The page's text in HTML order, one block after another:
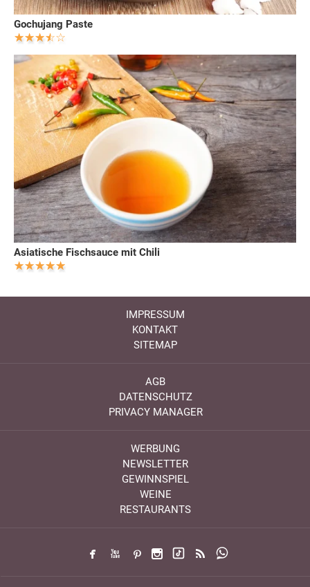
Gochujang Paste
Asiatische Fischsauce mit Chili
IMPRESSUM
KONTAKT
SITEMAP
AGB
DATENSCHUTZ
PRIVACY MANAGER
WERBUNG
NEWSLETTER
GEWINNSPIEL
WEINE
RESTAURANTS